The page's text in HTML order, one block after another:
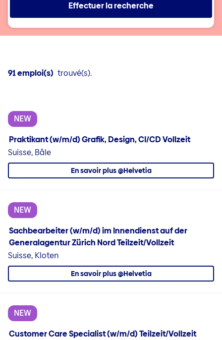
Effectuer la recherche
91 emploi(s) trouvé(s).
NEW
Praktikant (w/m/d) Grafik, Design, CI/CD Vollzeit
Suisse, Bâle
En savoir plus @Helvetia
NEW
Sachbearbeiter (w/m/d) im Innendienst auf der
Generalagentur Zürich Nord Teilzeit/Vollzeit
Suisse, Kloten
En savoir plus @Helvetia
NEW
Customer Care Specialist (w/m/d) Teilzeit/Vollzeit